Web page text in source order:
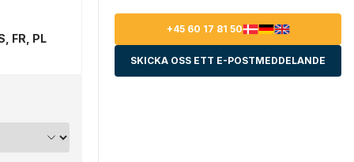
FR, PL
+45 60 17 81 50
SKICKA OSS ETT E-POSTMEDDELANDE